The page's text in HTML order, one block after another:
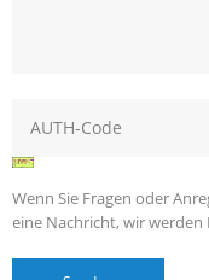
Wenn Sie Fragen oder
eine Nachricht, wir